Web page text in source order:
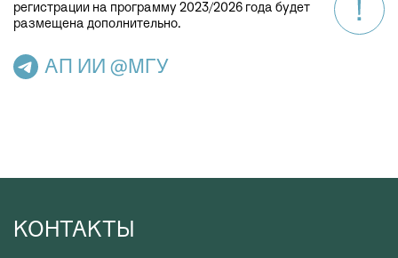
регистрации на программу 2023/2026 года будет
размещена дополнительно.
АП ИИ @МГУ
КОНТАКТЫ